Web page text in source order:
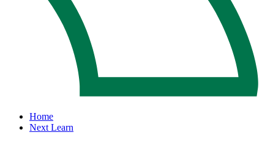
Home
Next Learn